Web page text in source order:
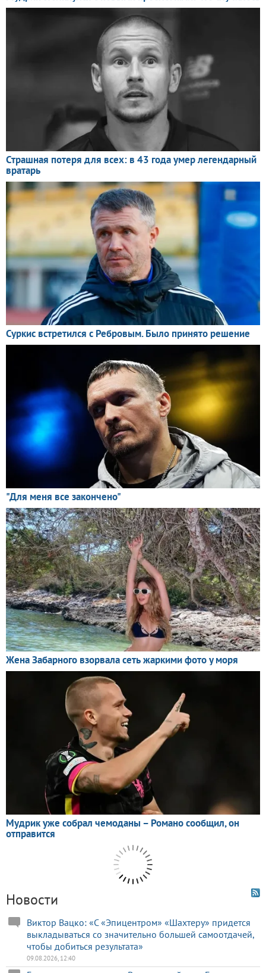
Новости
Виктор Вацко: «С «Эпицентром» «Шахтеру» придется
выкладываться со значительно большей самоотдачей,
чтобы добиться результата»
09.08.2026, 12:40